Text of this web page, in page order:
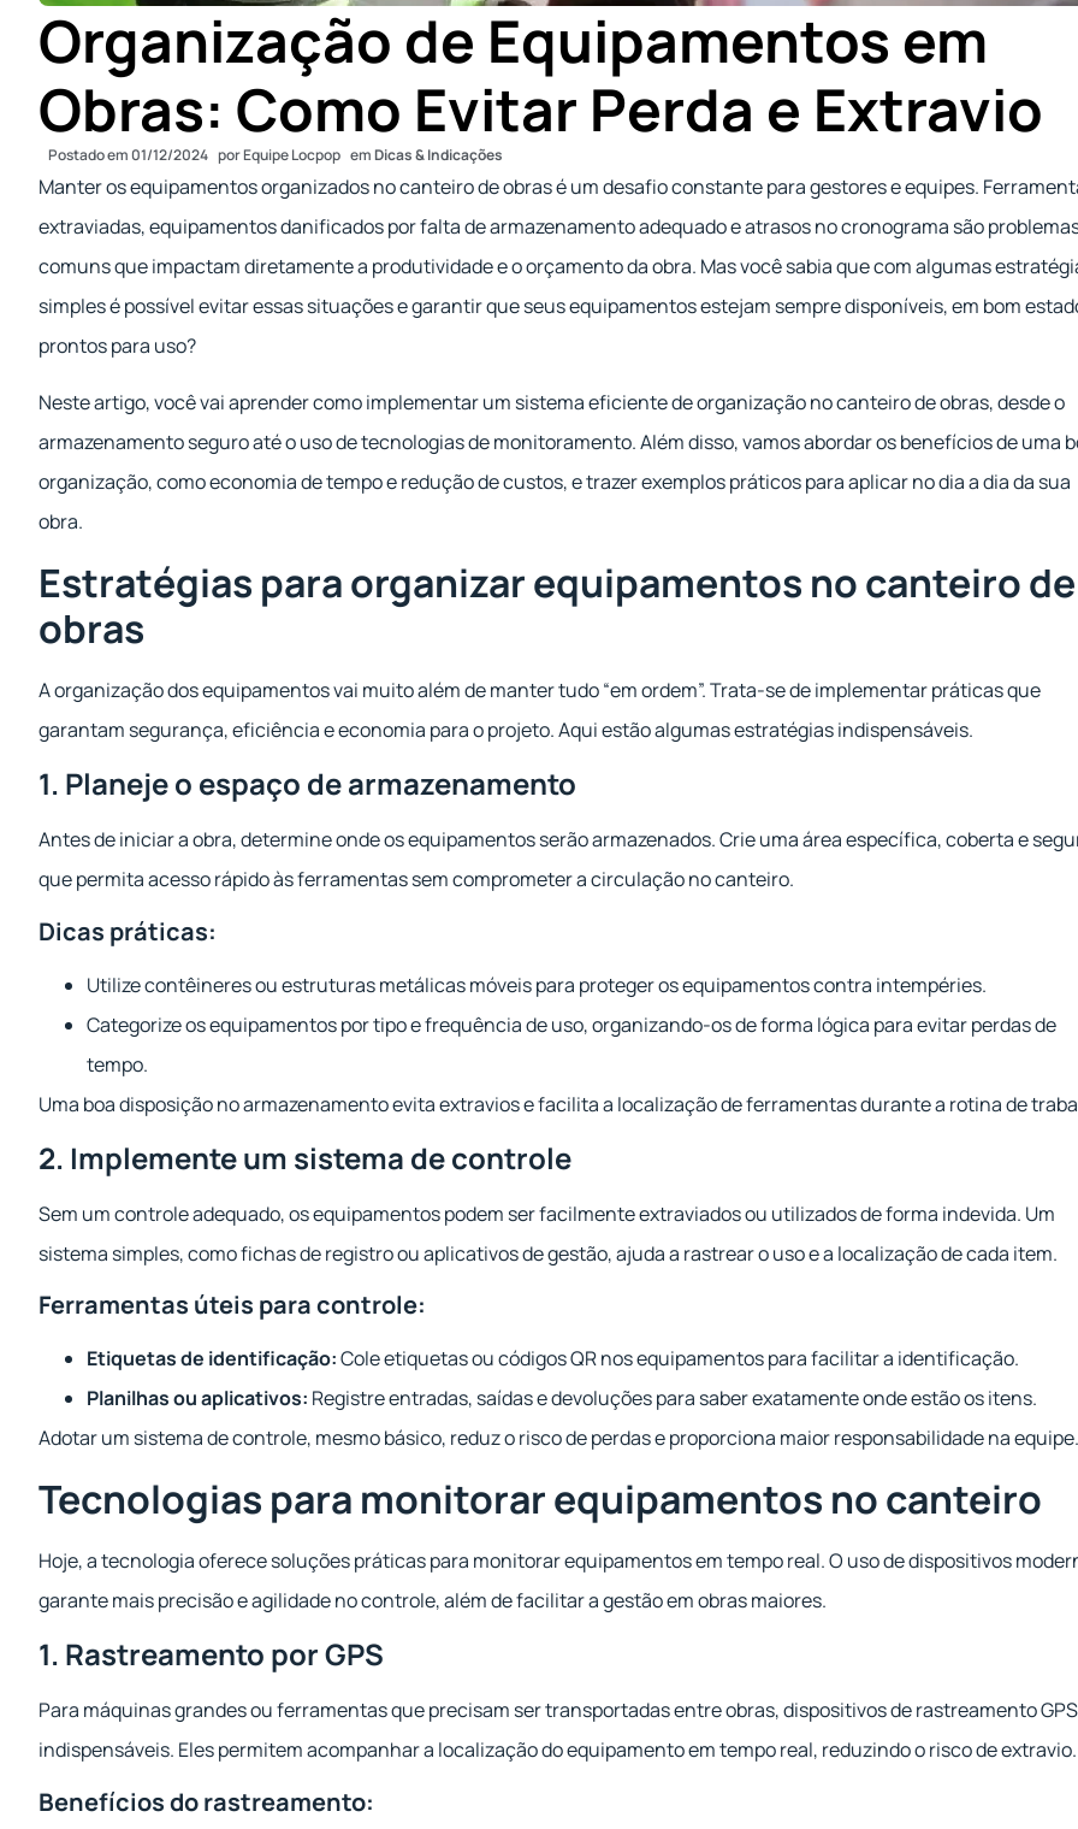
Organização de Equipamentos em
Obras: Como Evitar Perda e Extravio
Postado em01/12/2024 porEquipe Locpop emDicas & Indicações
Manter os equipamentos organizados no canteiro de obras é um desafio constante para gestores e equipes.
extraviadas, equipamentos danificados por falta de armazenamento adequado e atrasos no cronograma são
comuns que impactam diretamente a produtividade e o orçamento da obra. Mas você sabia que com algumas
simples é possível evitar essas situações e garantir que seus equipamentos estejam sempre disponíveis, em bom
prontos para uso?
Neste artigo, você vai aprender como implementar um sistema eficiente de organização no canteiro de obras, desde o
armazenamento seguro até o uso de tecnologias de monitoramento. Além disso, vamos abordar os benefícios de uma
organização, como economia de tempo e redução de custos, e trazer exemplos práticos para aplicar no dia a dia da sua
obra.
Estratégias para organizar equipamentos no canteiro de
obras
A organização dos equipamentos vai muito além de manter tudo “em ordem”. Trata-se de implementar práticas que
garantam segurança, eficiência e economia para o projeto. Aqui estão algumas estratégias indispensáveis.
1. Planeje o espaço de armazenamento
Antes de iniciar a obra, determine onde os equipamentos serão armazenados. Crie uma área específica, coberta e
que permita acesso rápido às ferramentas sem comprometer a circulação no canteiro.
Dicas práticas:
Utilize contêineres ou estruturas metálicas móveis para proteger os equipamentos contra intempéries.
Categorize os equipamentos por tipo e frequência de uso, organizando-os de forma lógica para evitar perdas de
tempo.
Uma boa disposição no armazenamento evita extravios e facilita a localização de ferramentas durante a rotina de
2. Implemente um sistema de controle
Sem um controle adequado, os equipamentos podem ser facilmente extraviados ou utilizados de forma indevida. Um
sistema simples, como fichas de registro ou aplicativos de gestão, ajuda a rastrear o uso e a localização de cada item.
Ferramentas úteis para controle:
Etiquetas de identificação:Cole etiquetas ou códigos QR nos equipamentos para facilitar a identificação.
Planilhas ou aplicativos: Registre entradas, saídas e devoluções para saber exatamente onde estão os itens.
Adotar um sistema de controle, mesmo básico, reduz o risco de perdas e proporciona maior responsabilidade na equipe.
Tecnologias para monitorar equipamentos no canteiro
Hoje, a tecnologia oferece soluções práticas para monitorar equipamentos em tempo real. O uso de dispositivos
garante mais precisão e agilidade no controle, além de facilitar a gestão em obras maiores.
1. Rastreamento por GPS
Para máquinas grandes ou ferramentas que precisam ser transportadas entre obras, dispositivos de rastreamento
indispensáveis. Eles permitem acompanhar a localização do equipamento em tempo real, reduzindo o risco de extravio.
Benefícios do rastreamento: